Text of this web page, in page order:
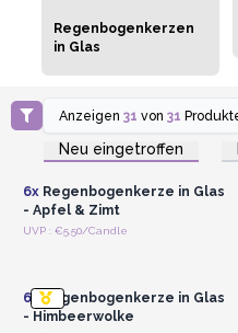
Regenbogenkerzen
in Glas
Anzeigen31 von31
Neu eingetroffen
Anmelden oder
Registrieren für
Großhandelspreise
6xRegenbogenkerze in Glas
- Apfel & Zimt
UVP : €5.50/Candle
Anmelden oder
6x Regenbogenkerze in Glas
- Himbeerwolke